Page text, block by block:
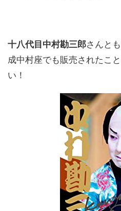
十八代目中村勘三郎さんと
成中村座でも販売されたこ
い！